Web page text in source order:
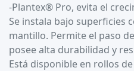
-Plantex® Pro, evita el
Se instala bajo superficies
mantillo. Permite el paso
posee alta durabilidad y
Está disponible en rollos